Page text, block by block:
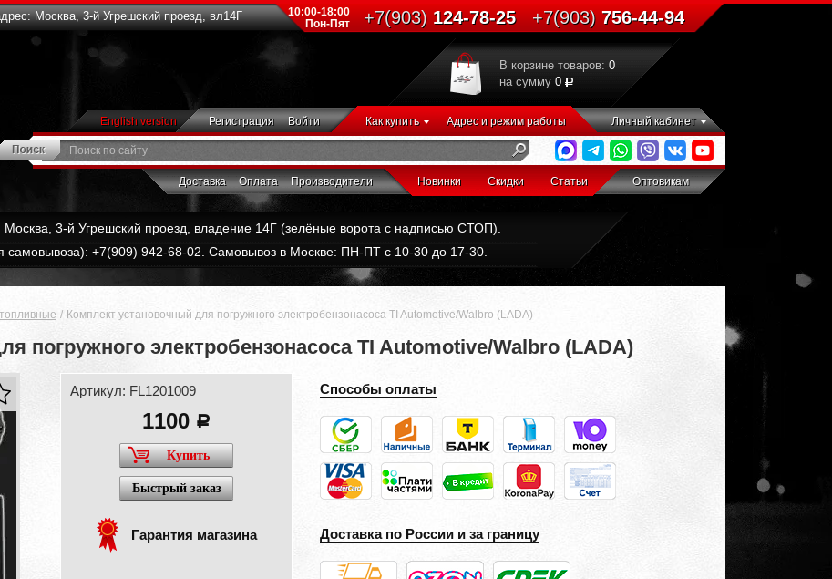
Москва, 3-й Угрешский проезд, вл14Г
10:00-18:00
Пон-Пят
+7(903)124-78-25 +7(903)756-44-94
В корзине товаров: 0
на сумму 0
English version Регистрация Войти Как купить Адрес и режим работы Личный кабинет
Доставка Оплата Производители Новинки Скидки Статьи Оптовикам
Москва, 3-й Угрешский проезд, владение 14Г (зелёные ворота с надписью СТОП).
самовывоза): +7(909) 942-68-02. Самовывоз в Москве: ПН-ПТ с 10-30 до 17-30.
Комплект установочный для погружного электробензонасоса TI Automotive/Walbro (LADA)
погружного электробензонасоса TI Automotive/Walbro (LADA)
Артикул: FL1201009
1100 a
Купить
Быстрый заказ
Гарантия магазина
Способы оплаты
Доставка по России и за границу